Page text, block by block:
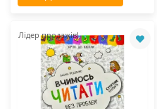
Лідер продажів!